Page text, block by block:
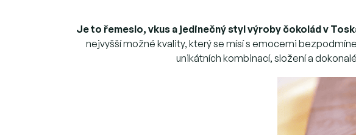
Je to řemeslo, vkus a jedinečný styl výroby čokolád v
nejvyšší možné kvality, který se mísí s emocemi
unikátních kombinací, složení a